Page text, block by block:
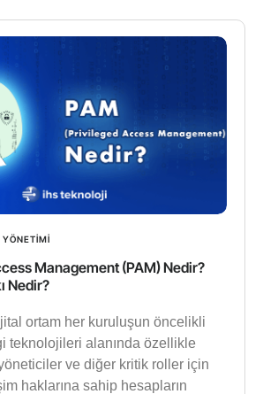
YÖNETIMI
Management (PAM) Nedir?
Nedir?
ortam her kuruluşun öncelikli
teknolojileri alanında özellikle
ve diğer kritik roller için
haklarına sahip hesapların